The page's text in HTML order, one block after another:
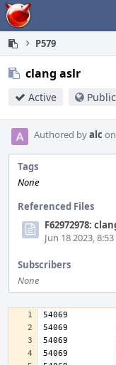
Home
P579
clang aslr
Active Public
Authored byalc
Tags
None
Referenced Files
F62972978:
Jun 18 2023,
Subscribers
None